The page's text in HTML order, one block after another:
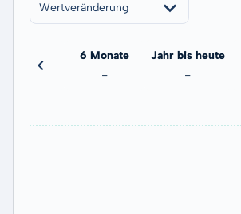
Wertveränderung
6 Monate
-
Jahr bis heute
-